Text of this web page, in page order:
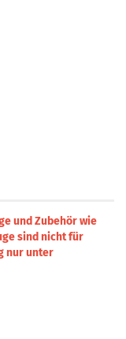
und Zubehör wie
sind nicht für
nur unter